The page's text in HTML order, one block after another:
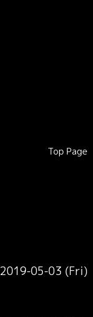
Top Page
2019-05-03 (Fri)